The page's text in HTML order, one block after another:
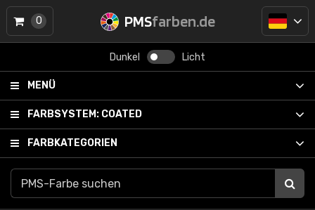
PMSfarben.de
Dunkel Licht
MENÜ
FARBSYSTEM: COATED
FARBKATEGORIEN
0